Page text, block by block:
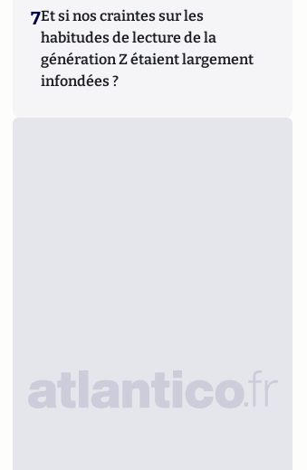
7Et si nos craintes sur les
habitudes de lecture de la
génération Z étaient largement
infondées ?